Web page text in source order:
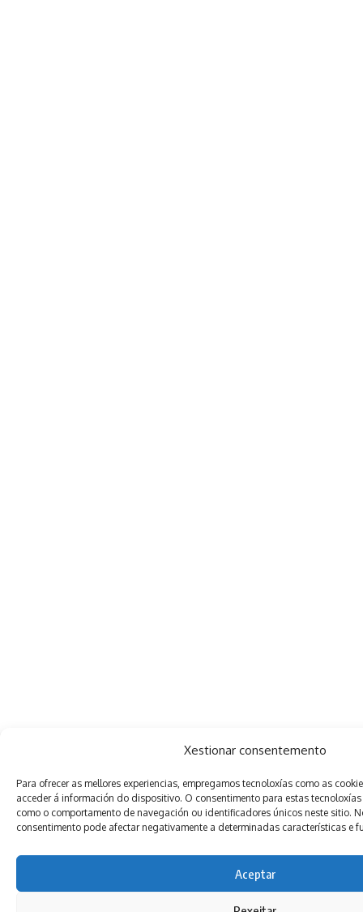
Xestionar consentemento
Para ofrecer as mellores experiencias, empregamos tecnoloxías como as
acceder á información do dispositivo. O consentimento para estas
como o comportamento de navegación ou identificadores únicos neste sitio.
consentimento pode afectar negativamente a determinadas características e
Aceptar